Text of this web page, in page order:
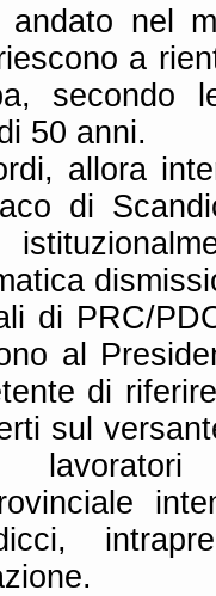
nel
a
secondo
50 anni.
allora
di
di PRC/
al
di
sul